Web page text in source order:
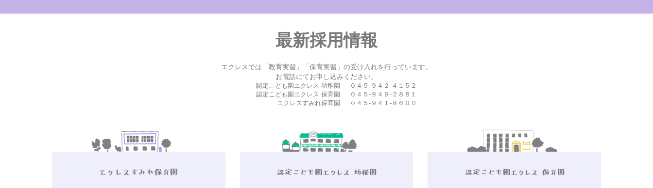
最新採用情報
エクレスでは「教育実習」「保育実習」の受け入れを行っています。
お電話にてお申し込みください。
認定こども園エクレス 幼稚園
０４５-９４２-４１５２
認定こども園エクレス 保育園
０４５-９４９-２８８１
エクレスすみれ保育園
０４５-９４１-８６００